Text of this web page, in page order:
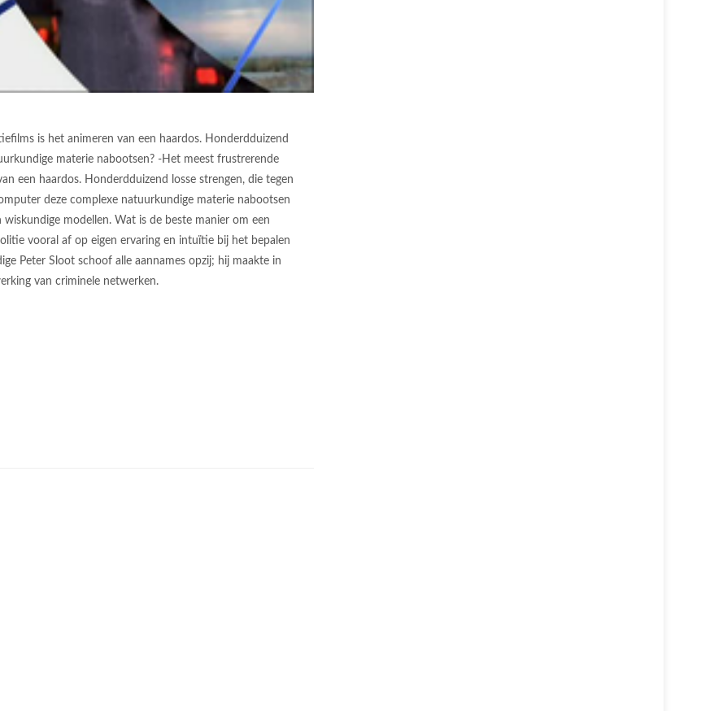
is het animeren van een haardos. Honderdduizend
materie nabootsen? -Het meest frustrerende
een haardos. Honderdduizend losse strengen, die tegen
deze complexe natuurkundige materie nabootsen
modellen. Wat is de beste manier om een
vooral af op eigen ervaring en intuïtie bij het bepalen
Peter Sloot schoof alle aannames opzij; hij maakte in
van criminele netwerken.